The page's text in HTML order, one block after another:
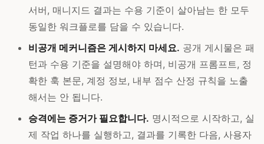
서버, 매니지드 결과는 수용 기준이 살아남는 한 모두
동일한 워크플로를 담을 수 있습니다.
비공개 메커니즘은 게시하지 마세요. 공개 게시물은 패
턴과 수용 기준을 설명해야 하며, 비공개 프롬프트, 정
확한 훅 본문, 계정 정보, 내부 점수 산정 규칙을 노출
해서는 안 됩니다.
승격에는 증거가 필요합니다. 명시적으로 시작하고, 실
제 작업 하나를 실행하고, 결과를 기록한 다음, 사용자